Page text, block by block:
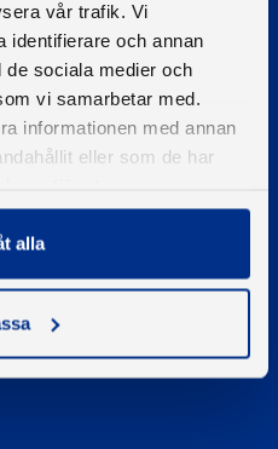
vår trafik. Vi
identifierare och annan
de sociala medier och
vi samarbetar med.
informationen med annan
eller som de har
alla